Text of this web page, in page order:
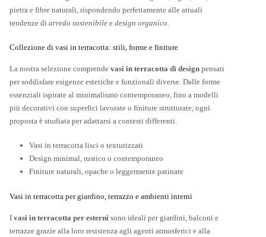
pietra e fibre naturali, rispondendo perfettamente alle attuali
tendenze di arredo sostenibile e design organico
Collezione di vasi in terracotta: stili, forme e finiture
La nostra selezione comprende vasi in terracotta di design pensati
per soddisfare esigenze estetiche e funzionali diverse. Dalle forme
essenziali ispirate al minimalismo contemporaneo, fino a modelli
più decorativi con superfici lavorate o finiture strutturate, ogni
proposta è studiata per adattarsi a contesti differenti.
Vasi in terracotta lisci o texturizzati
Design minimal, rustico o contemporaneo
Finiture naturali, opache o leggermente patinate
Vasi in terracotta per giardino, terrazzo e ambienti interni
I vasi in terracotta per esterni sono ideali per giardini, balconi e
terrazze grazie alla loro resistenza agli agenti atmosferici e alla